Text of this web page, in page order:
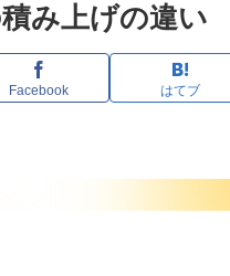
み上げの違い
Facebook はてブ